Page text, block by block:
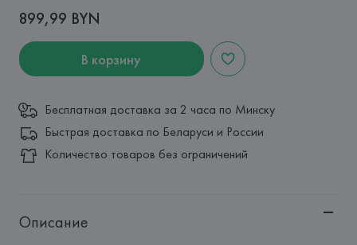
899,99 BYN
В корзину
Бесплатная доставка за 2 часа по Минску
Быстрая доставка по Беларуси и России
Количество товаров без ограничений
Описание